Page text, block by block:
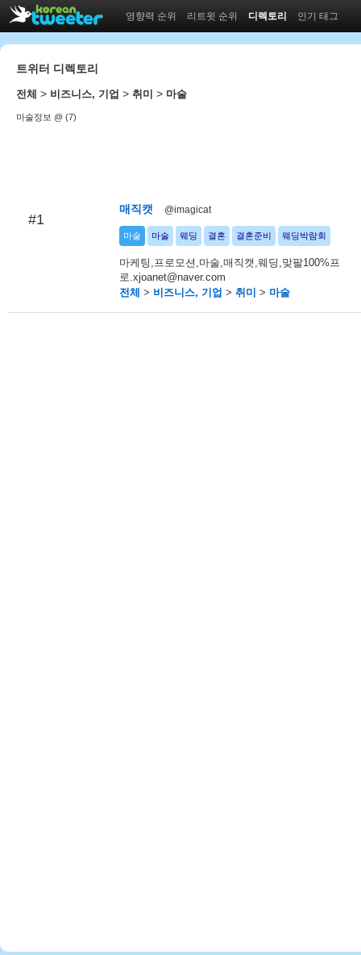
영향력 순위 리트윗 순위 디렉토리 인기 태그
트위터 디렉토리
전체 > 비즈니스, 기업 > 취미 > 마술
마술정보 @ (7)
#1
매직캣 @imagicat
마술 마술 웨딩 결혼 결혼준비 웨딩박람회
마케팅,프로모션,마술,매직캣,웨딩,맞팔100%프
로.xjoanet@naver.com
전체 > 비즈니스, 기업 > 취미 > 마술